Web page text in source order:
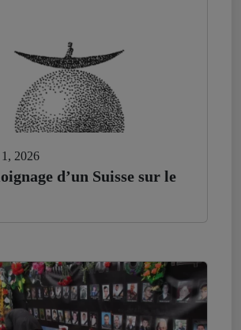
2026
d’un Suisse sur le